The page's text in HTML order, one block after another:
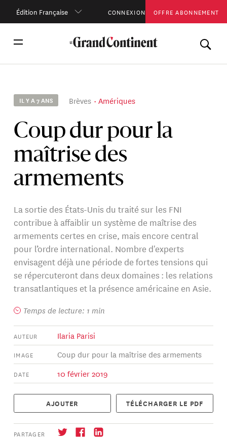
Édition Française CONNEXION OFFRE ABONNEMENT
IL Y A 7 ANS Brèves Amériques
Coup dur pour la
maîtrise des
armements
La sortie des États-Unis du traité sur les FNI
contribue à affaiblir un système de maîtrise des
armements certes en crise, mais encore central
pour l’ordre international. Nombre d'experts
envisagent déjà une période de fortes tensions qui
se répercuteront dans deux domaines : les relations
transatlantiques et la présence américaine en Asie.
Temps de lecture: 1 min
AUTEUR Ilaria Parisi
IMAGE Coup dur pour la maîtrise des armements
DATE 10 février 2019
AJOUTER TÉLÉCHARGER LE PDF
PARTAGER